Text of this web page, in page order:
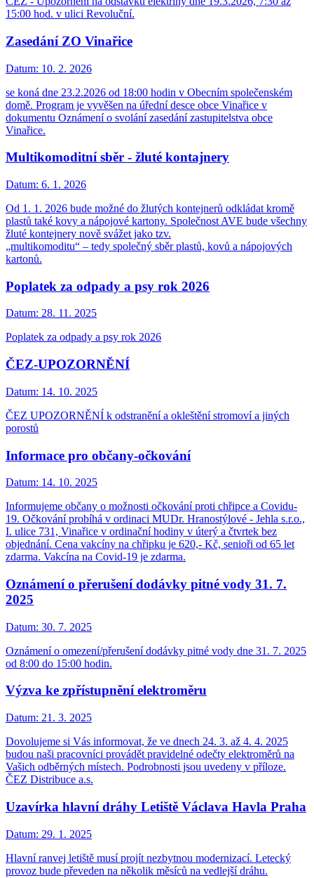
15:00 hod. v ulici Revoluční.
Zasedání ZO Vinařice
Datum: 10. 2. 2026
se koná dne 23.2.2026 od 18:00 hodin v Obecním společenském
domě. Program je vyvěšen na úřední desce obce Vinařice v
dokumentu Oznámení o svolání zasedání zastupitelstva obce
Vinařice.
Multikomoditní sběr - žluté kontajnery
Datum: 6. 1. 2026
Od 1. 1. 2026 bude možné do žlutých kontejnerů odkládat kromě
plastů také kovy a nápojové kartony. Společnost AVE bude všechny
žluté kontejnery nově svážet jako tzv.
„multikomoditu“ – tedy společný sběr plastů, kovů a nápojových
kartonů.
Poplatek za odpady a psy rok 2026
Datum: 28. 11. 2025
Poplatek za odpady a psy rok 2026
ČEZ-UPOZORNĚNÍ
Datum: 14. 10. 2025
ČEZ UPOZORNĚNÍ k odstranění a okleštění stromoví a jiných
porostů
Informace pro občany-očkování
Datum: 14. 10. 2025
Informujeme občany o možnosti očkování proti chřipce a Covidu-
19. Očkování probíhá v ordinaci MUDr. Hranostýlové - Jehla s.r.o.,
I. ulice 731, Vinařice v ordinační hodiny v úterý a čtvrtek bez
objednání. Cena vakcíny na chřipku je 620,- Kč, senioři od 65 let
zdarma. Vakcína na Covid-19 je zdarma.
Oznámení o přerušení dodávky pitné vody 31. 7.
2025
Datum: 30. 7. 2025
Oznámení o omezení/přerušení dodávky pitné vody dne 31. 7. 2025
od 8:00 do 15:00 hodin.
Výzva ke zpřístupnění elektroměru
Datum: 21. 3. 2025
Dovolujeme si Vás informovat, že ve dnech 24. 3. až 4. 4. 2025
budou naši pracovníci provádět pravidelné odečty elektroměrů na
Vašich odběrných místech. Podrobnosti jsou uvedeny v příloze.
ČEZ Distribuce a.s.
Uzavírka hlavní dráhy Letiště Václava Havla Praha
Datum: 29. 1. 2025
Hlavní ranvej letiště musí projít nezbytnou modernizací. Letecký
provoz bude převeden na několik měsíců na vedlejší dráhu.